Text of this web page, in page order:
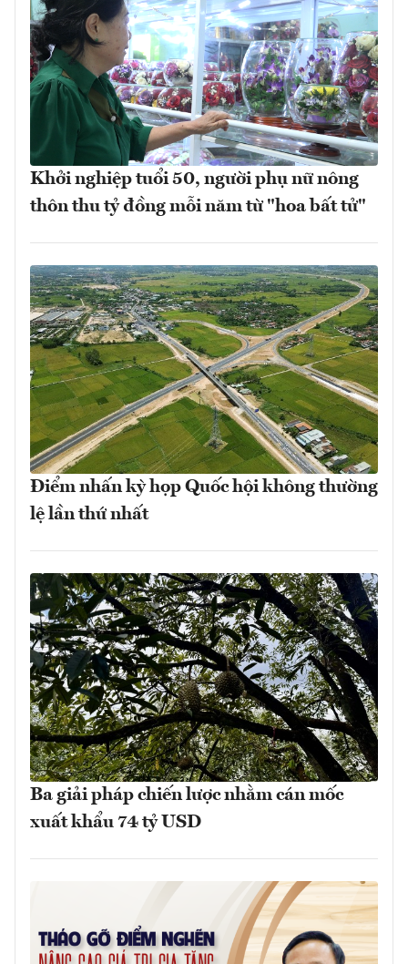
Khởi nghiệp tuổi 50, người phụ nữ nông
thôn thu tỷ đồng mỗi năm từ "hoa bất tử"
Điểm nhấn kỳ họp Quốc hội không thường
lệ lần thứ nhất
Ba giải pháp chiến lược nhằm cán mốc
xuất khẩu 74 tỷ USD